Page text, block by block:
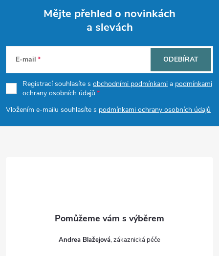
p
a
t
Mějte přehled o novinkách
a slevách
E-mail
Registrací souhlasíte s obchodními podmínkami a podmínkami
ochrany osobních údajů
Vložením e-mailu souhlasíte s podmínkami ochrany osobních údajů
ODEBÍRAT
Andrea Blažejová